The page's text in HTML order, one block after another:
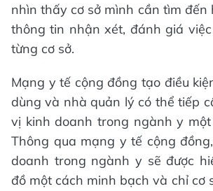
nhìn thấy cơ sở mình cần tìm đến
thông tin nhận xét, đánh giá
từng cơ sở.
Mạng y tế cộng đồng tạo điều
dùng và nhà quản lý có thể tiếp
vị kinh doanh trong ngành y
Thông qua mạng y tế cộng
doanh trong ngành y sẽ được
đồ một cách minh bạch và chỉ cơ